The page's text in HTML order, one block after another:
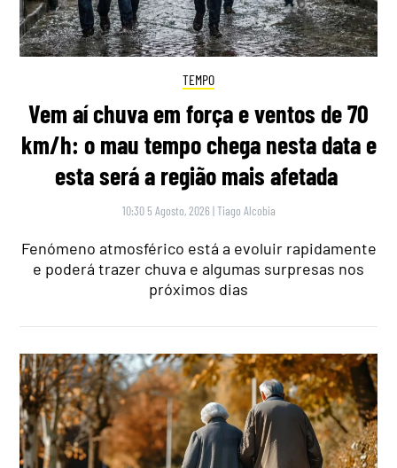
TEMPO
Vem aí chuva em força e ventos de 70
km/h: o mau tempo chega nesta data e
esta será a região mais afetada
10:30 5 Agosto, 2026 |Tiago Alcobia
Fenómeno atmosférico está a evoluir rapidamente
e poderá trazer chuva e algumas surpresas nos
próximos dias